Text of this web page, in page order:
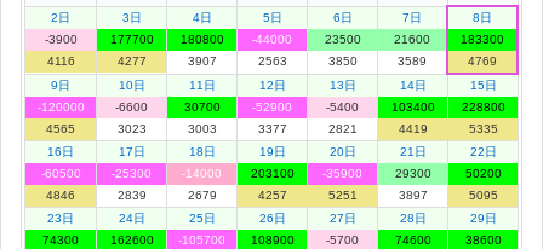
2日
-3900
4116
3日
177700
4277
4日
180800
3907
5日
-44000
2563
6日
23500
3850
7日
21600
3589
8日
183300
4769
9日
-120000
4565
10日
-6600
3023
11日
30700
3003
12日
-52900
3377
13日
-5400
2821
14日
103400
4419
15日
228800
5335
16日
-60500
4846
17日
-25300
2839
18日
-14000
2679
19日
203100
4257
20日
-35900
5251
21日
29300
3897
22日
50200
5095
23日
74300
24日
162600
25日
-105700
26日
108900
27日
-5700
28日
74600
29日
38600